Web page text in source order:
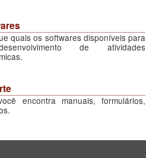
quais os softwares disponíveis para
de atividades
encontra manuais, formulários,